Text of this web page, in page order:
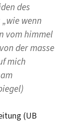
des
wenn
vom himmel
der masse
mich
(UB